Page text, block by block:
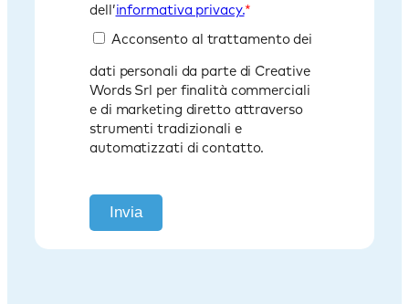
dell’informativa privacy.*
Acconsento al trattamento dei
dati personali da parte di Creative
Words Srl per finalità commerciali
e di marketing diretto attraverso
strumenti tradizionali e
automatizzati di contatto.